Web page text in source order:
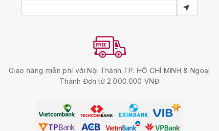
Giao hàng miễn phí với Nội Thành TP. HỒ CHÍ MINH & Ngoại
Thành Đơn từ 2.000.000 VNĐ